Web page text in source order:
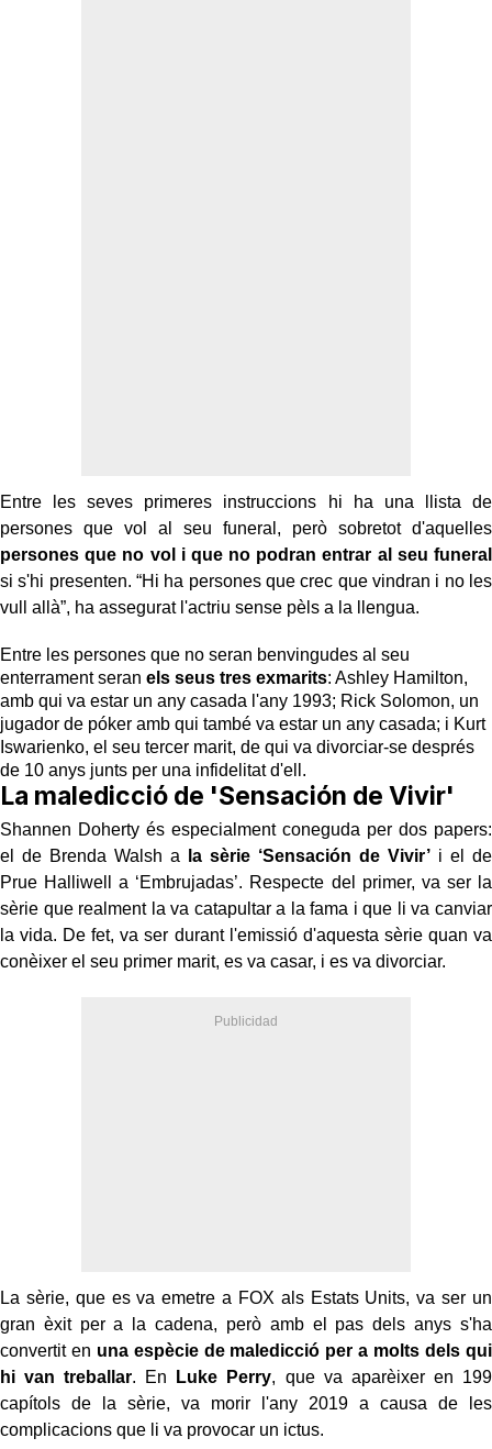
Entre les seves primeres instruccions hi ha una llista de
persones que vol al seu funeral, però sobretot d'aquelles
persones que no vol i que no podran entrar al seu funeral
si s'hi presenten. “Hi ha persones que crec que vindran i no les
vull allà”, ha assegurat l'actriu sense pèls a la llengua.
Entre les persones que no seran benvingudes al seu
enterrament seran els seus tres exmarits: Ashley Hamilton,
amb qui va estar un any casada l'any 1993; Rick Solomon, un
jugador de póker amb qui també va estar un any casada; i Kurt
Iswarienko, el seu tercer marit, de qui va divorciar-se després
de 10 anys junts per una infidelitat d'ell.
La maledicció de 'Sensación de Vivir'
Shannen Doherty és especialment coneguda per dos papers:
el de Brenda Walsh a
la sèrie ‘Sensación de Vivir’i el de
Prue Halliwell a ‘Embrujadas’. Respecte del primer, va ser la
sèrie que realment la va catapultar a la fama i que li va canviar
la vida. De fet, va ser durant l'emissió d'aquesta sèrie quan va
conèixer el seu primer marit, es va casar, i es va divorciar.
La sèrie, que es va emetre a FOX als Estats Units, va ser un
gran èxit per a la cadena, però amb el pas dels anys s'ha
convertit en una espècie de maledicció per a molts dels qui
hi van treballar. En Luke Perry, que va aparèixer en 199
capítols de la sèrie, va morir l'any 2019 a causa de les
complicacions que li va provocar un ictus.